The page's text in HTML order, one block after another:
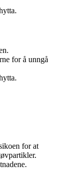
for å unngå
for at